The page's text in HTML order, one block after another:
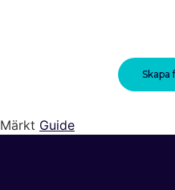
Skapa
Märkt Guide